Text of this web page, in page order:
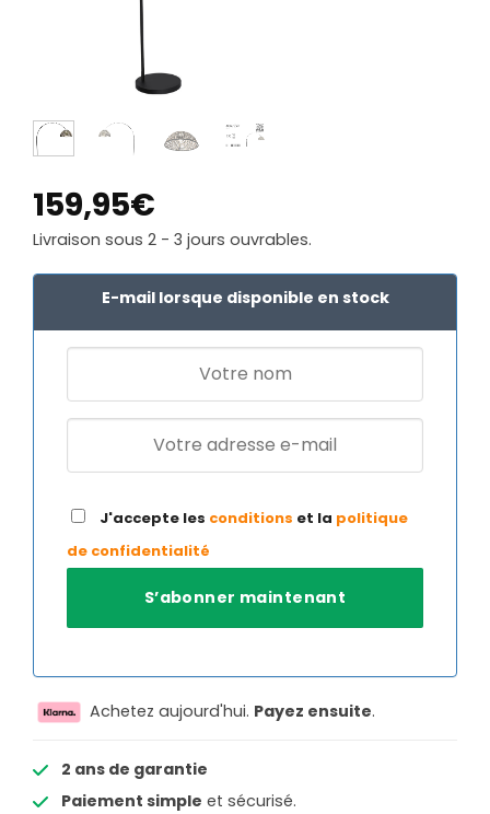
159,95€
Livraison sous 2 - 3 jours ouvrables.
E-mail lorsque disponible en stock
J'accepte les conditions et la politique
de confidentialité
Achetez aujourd'hui. Payez ensuite.
2 ans de garantie
Paiement simple et sécurisé.